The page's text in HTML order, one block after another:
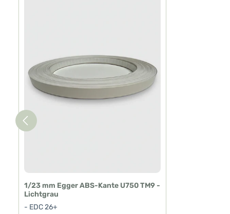
1/23 mm Egger ABS-Kante U750 TM9 -
Lichtgrau
- EDC 26+